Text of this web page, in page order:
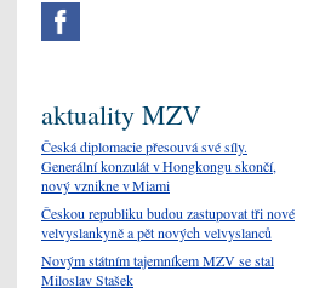
aktuality MZV
Česká diplomacie přesouvá své síly.
Generální konzulát v Hongkongu skončí,
nový vznikne v Miami
Českou republiku budou zastupovat tři nové
velvyslankyně a pět nových velvyslanců
Novým státním tajemníkem MZV se stal
Miloslav Stašek